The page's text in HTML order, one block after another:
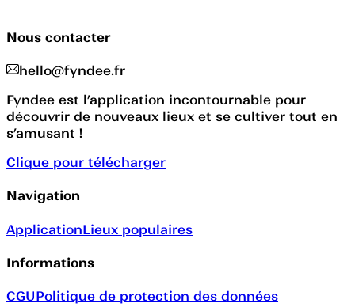
Nous contacter
hello@fyndee.fr
Fyndee est l’application incontournable pour
découvrir de nouveaux lieux et se cultiver tout en
s’amusant !
Clique pour télécharger
Navigation
ApplicationLieux populaires
Informations
CGUPolitique de protection des données